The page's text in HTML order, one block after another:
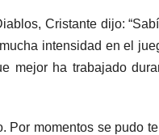
Cristante dijo:
intensidad en el
mejor ha trabajado
Por momentos se pudo